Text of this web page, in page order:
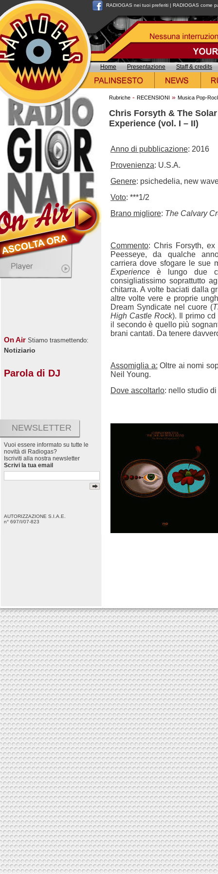
RADIOGAS nei tuoi preferiti | RADIOGAS come
Home Presentazione Staff & credits
On Air Stiamo trasmettendo:
Notiziario
Parola di DJ
NEWSLETTER
Vuoi essere informato su tutte le
novità di Radiogas?
Iscriviti alla nostra newsletter
Scrivi la tua email
AUTORIZZAZIONE S.I.A.E.
n° 697/I/07-823
Rubriche - RECENSIONI » Musica Pop-
Chris Forsyth & The
Experience (vol. I – II)
Anno di pubblicazione: 2016
Provenienza: U.S.A.
Genere: psichedelia, new
Voto: ***1/2
Brano migliore: The Calvary
Commento: Chris Forsyth, ex
Peesseye, da qualche
carriera dove sfogare le sue
Experience è lungo due
consigliatissimo soprattutto
chitarra. A volte baciati dalla
altre volte vere e proprie
Dream Syndicate nel cuore (
High Castle Rock). Il primo cd
il secondo è quello più
brani cantati. Da tenere
Assomiglia a: Oltre ai nomi
Neil Young.
Dove ascoltarlo: nello studio